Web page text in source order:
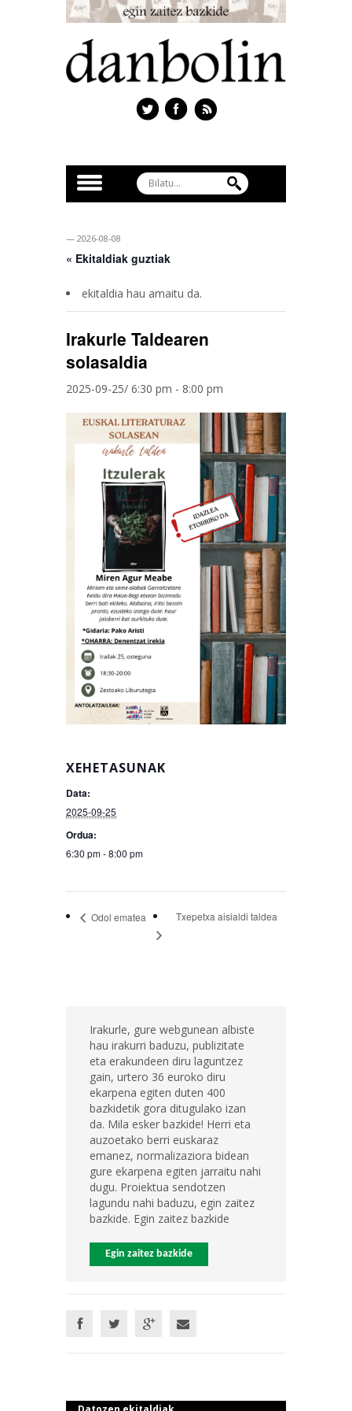
— 2026-08-08
« Ekitaldiak guztiak
ekitaldia hau amaitu da.
Irakurle Taldearen
solasaldia
2025-09-25/ 6:30 pm - 8:00 pm
XEHETASUNAK
Data:
2025-09-25
Ordua:
6:30 pm - 8:00 pm
Odol ematea Txepetxa aisialdi taldea
Irakurle, gure webgunean albiste
hau irakurri baduzu, publizitate
eta erakundeen diru laguntzez
gain, urtero 36 euroko diru
ekarpena egiten duten 400
bazkidetik gora ditugulako izan
da. Mila esker bazkide! Herri eta
auzoetako berri euskaraz
emanez, normalizaziora bidean
gure ekarpena egiten jarraitu nahi
dugu. Proiektua sendotzen
lagundu nahi baduzu, egin zaitez
bazkide. Egin zaitez bazkide
Egin zaitez bazkide